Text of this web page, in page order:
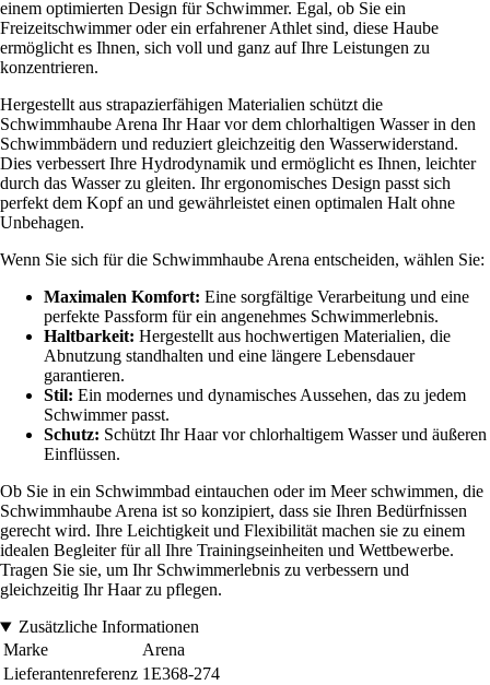
einem optimierten Design für Schwimmer. Egal, ob Sie ein
Freizeitschwimmer oder ein erfahrener Athlet sind, diese Haube
ermöglicht es Ihnen, sich voll und ganz auf Ihre Leistungen zu
konzentrieren.
Hergestellt aus strapazierfähigen Materialien schützt die
Schwimmhaube Arena Ihr Haar vor dem chlorhaltigen Wasser in den
Schwimmbädern und reduziert gleichzeitig den Wasserwiderstand.
Dies verbessert Ihre Hydrodynamik und ermöglicht es Ihnen, leichter
durch das Wasser zu gleiten. Ihr ergonomisches Design passt sich
perfekt dem Kopf an und gewährleistet einen optimalen Halt ohne
Unbehagen.
Wenn Sie sich für die Schwimmhaube Arena entscheiden, wählen Sie:
Maximalen Komfort: Eine sorgfältige Verarbeitung und eine
perfekte Passform für ein angenehmes Schwimmerlebnis.
Haltbarkeit: Hergestellt aus hochwertigen Materialien, die
Abnutzung standhalten und eine längere Lebensdauer
garantieren.
Stil: Ein modernes und dynamisches Aussehen, das zu jedem
Schwimmer passt.
Schutz: Schützt Ihr Haar vor chlorhaltigem Wasser und äußeren
Einflüssen.
Ob Sie in ein Schwimmbad eintauchen oder im Meer schwimmen, die
Schwimmhaube Arena ist so konzipiert, dass sie Ihren Bedürfnissen
gerecht wird. Ihre Leichtigkeit und Flexibilität machen sie zu einem
idealen Begleiter für all Ihre Trainingseinheiten und Wettbewerbe.
Tragen Sie sie, um Ihr Schwimmerlebnis zu verbessern und
gleichzeitig Ihr Haar zu pflegen.
Zusätzliche Informationen
Marke
Arena
Lieferantenreferenz 1E368-274